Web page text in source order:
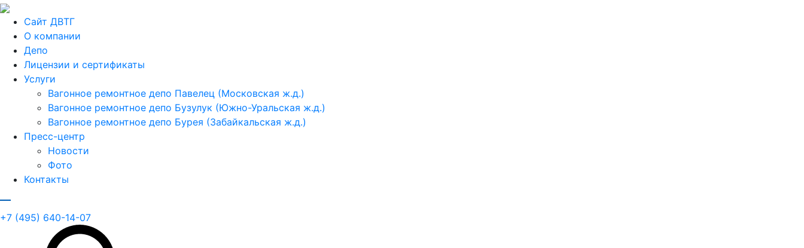
Сайт ДВТГ
О компании
Депо
Лицензии и сертификаты
Услуги
Вагонное ремонтное депо Павелец (Московская ж.д.)
Вагонное ремонтное депо Бузулук (Южно-Уральская ж.д.)
Вагонное ремонтное депо Бурея (Забайкальская ж.д.)
Пресс-центр
Новости
Фото
Контакты
+7 (495) 640-14-07